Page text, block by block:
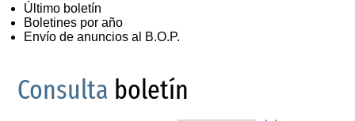
Último boletín
Boletines por año
Envío de anuncios al B.O.P.
Consulta boletín